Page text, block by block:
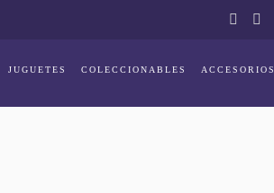
JUGUETES COLECCIONABLES ACCESORIOS